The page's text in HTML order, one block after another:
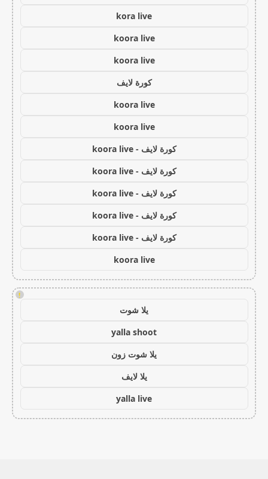
kora live
koora live
koora live
كورة لايف
koora live
koora live
كورة لايف - koora live
كورة لايف - koora live
كورة لايف - koora live
كورة لايف - koora live
كورة لايف - koora live
koora live
!
يلا شوت
yalla shoot
يلا شوت زون
يلا لايف
yalla live